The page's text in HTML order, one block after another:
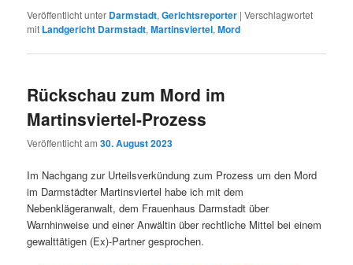
Veröffentlicht unter Darmstadt,Gerichtsreporter |Verschlagwortet
mit Landgericht Darmstadt,Martinsviertel,Mord
Rückschau zum Mord im
Martinsviertel-Prozess
Veröffentlicht am30. August 2023
Im Nachgang zur Urteilsverkündung zum Prozess um den Mord
im Darmstädter Martinsviertel habe ich mit dem
Nebenklägeranwalt, dem Frauenhaus Darmstadt über
Warnhinweise und einer Anwältin über rechtliche Mittel bei einem
gewalttätigen (Ex)-Partner gesprochen.